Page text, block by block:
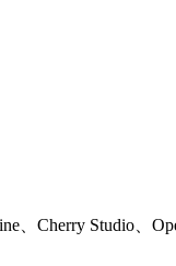
、Cherry Studio、